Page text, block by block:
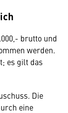
brutto und
werden.
es gilt das
Die
eine